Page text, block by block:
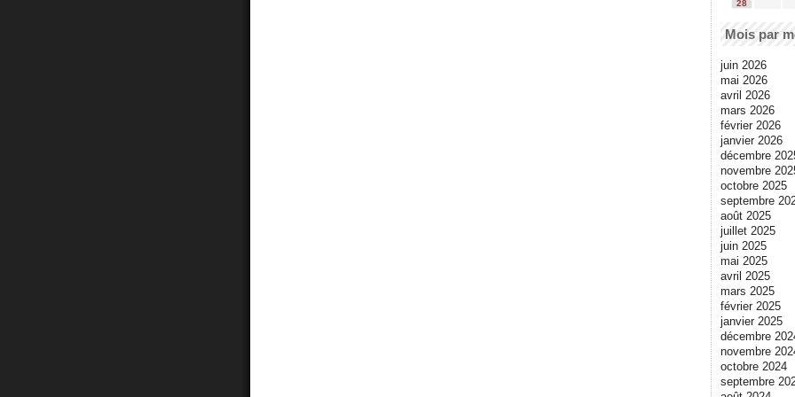
28
Mois par
juin 2026
mai 2026
avril 2026
mars 2026
février 2026
janvier 2026
décembre
novembre
octobre 2025
septembre
août 2025
juillet 2025
juin 2025
mai 2025
avril 2025
mars 2025
février 2025
janvier 2025
décembre
novembre
octobre 2024
septembre